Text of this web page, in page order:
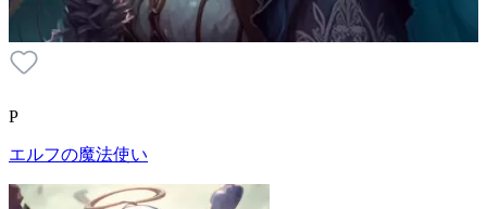
P
エルフの魔法使い